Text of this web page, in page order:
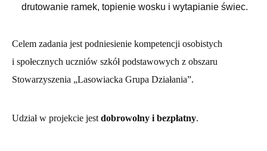
drutowanie ramek, topienie wosku i wytapianie świec.
Celem zadania jest podniesienie kompetencji osobistych
i społecznych uczniów szkół podstawowych z obszaru
Stowarzyszenia „Lasowiacka Grupa Działania”.
Udział w projekcie jest dobrowolny i bezpłatny.